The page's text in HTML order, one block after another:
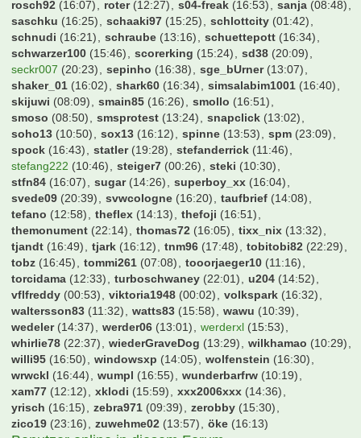
leloup(11:01) liamsuperstar(16:24) lix83(15:39)
liza030(16:19) lucern(20:54) luki94(16:20)
maikdubai(09:15) majestix(16:48) manuel87(15:24)
mario33121(12:32) marius2304(15:28) mark126(14:26)
markei007(15:07) markus84(16:23) markusm1974(14:56)
maschi(13:03) mauritzer(15:01) max229(16:00)
maxi_we(14:53) mecki95(05:52) michel(16:44)
michel66(14:28) mig71(13:39) milano_2001(17:13)
mimiloo (13:58) mkas(16:33) mm_aa_ii_kk(09:12)
mokkatoni(12:26) molokoplus(14:30) monte(16:42)
moody blues(15:06) mops1980(16:54)
mrmicman2000 (16:40) mucfan(15:51) niggo6(20:07)
norwegerr(08:49) nullneuner (16:32) nurderrwe(15:46)
osterbeker(17:06) patrickcrivitz(16:53) pega
peksim(16:32) philipp51(16:07) phoe(23:01)
podollski92(16:44) popo(22:11) qpipsge (14:34)
rainervfb(15:56) ralfgamer(10:58) rausmade (16:20)
realmadrid89(12:16) redMUC(12:50) reichireich(23:27)
religius(12:26) rest(14:22) retes(12:37) rich4rd(12:11)
ro37(13:01) rob077(12:57) roman89(16:37) roque(22:03)
rosch92 (16:07) roter(12:27) s04-freak(16:53) sanja
saschku(16:25) schaaki97(15:25) schlottcity(01:42)
schnudi(16:21) schraube (13:16) schuettepott(16:34)
schwarzer100(15:46) scorerking(15:24) sd38(20:09)
seckr007(20:23) sepinho(16:38) sge_bUrner(13:07)
shaker_01(16:02) shark60(16:34) simsalabim1001
skijuwi (08:09) smain85(16:26) smollo (16:51)